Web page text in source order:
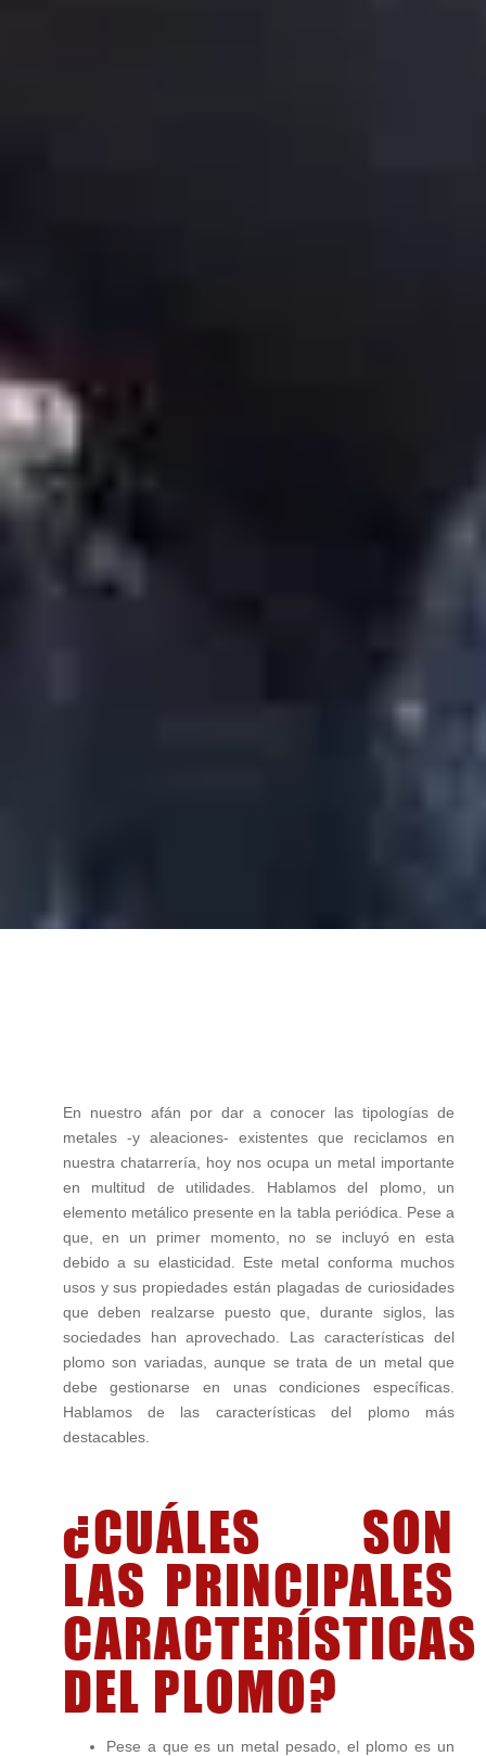
En nuestro afán por dar a conocer las tipologías de
metales -y aleaciones- existentes que reciclamos en
nuestra chatarrería, hoy nos ocupa un metal importante
en multitud de utilidades. Hablamos del plomo, un
elemento metálico presente en la tabla periódica. Pese a
que, en un primer momento, no se incluyó en esta
debido a su elasticidad. Este metal conforma muchos
usos y sus propiedades están plagadas de curiosidades
que deben realzarse puesto que, durante siglos, las
sociedades han aprovechado. Las características del
plomo son variadas, aunque se trata de un metal que
debe gestionarse en unas condiciones específicas.
Hablamos de las características del plomo más
destacables.
¿CUÁLES SON
LAS PRINCIPALES
CARACTERÍSTICAS
DEL PLOMO?
Pese a que es un metal pesado, el plomo es un